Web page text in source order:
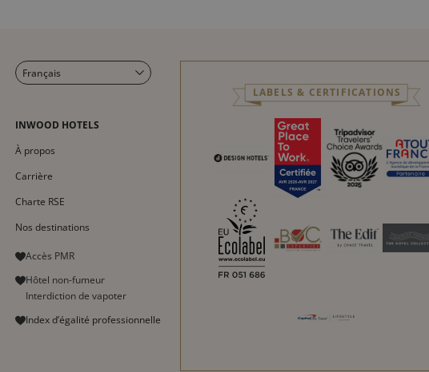
Français
Italiano
INWOOD HOTELS
À propos
Carrière
Charte RSE
Nos destinations
Accès PMR
Hôtel non-fumeur
Interdiction de vapoter
Index d’égalité professionnelle
LABELS & CERTIFICATIONS